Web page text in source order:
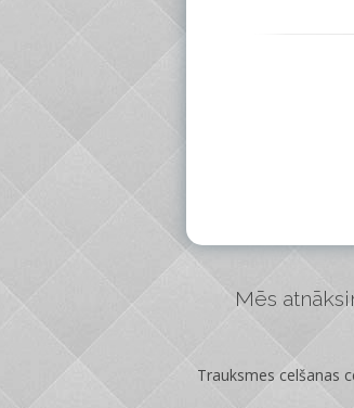
Mēs
Trauksmes celšanas